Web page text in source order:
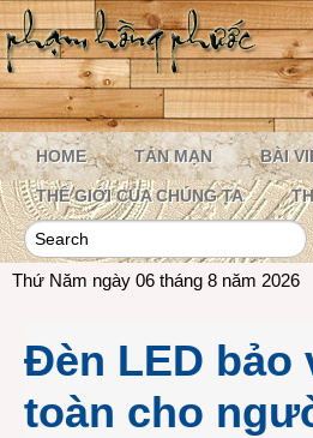
HOME TẢN MẠN BÀI
THẾ GIỚI CỦA CHÚNG TA
Thứ Năm ngày 06 tháng 8 năm 2026
Đèn LED bảo
toàn cho